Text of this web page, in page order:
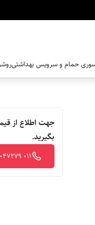
حمام و سرویس بهداشتی
جهت اطلاع از
بگیرید.
011 42047279 _ 09395994750